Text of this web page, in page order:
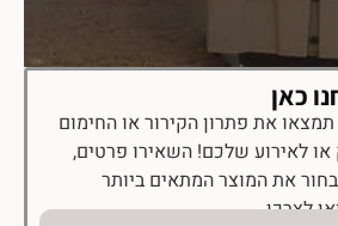
כאן
מתלבטים? ב-Colder תמצאו את פתרון הקירור או החימום
לאירוע שלכם! השאירו פרטים,
את המוצר המתאים ביותר
לצרכן.